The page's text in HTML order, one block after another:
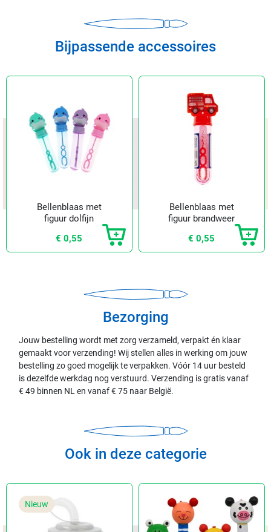
Bijpassende accessoires
Bellenblaas met
figuur dolfijn
€ 0,55
Bellenblaas met
figuur brandweer
€ 0,55
Bezorging
Jouw bestelling wordt met zorg verzameld, verpakt én klaar
gemaakt voor verzending! Wij stellen alles in werking om jouw
bestelling zo goed mogelijk te verpakken. Vóór 14 uur besteld
is dezelfde werkdag nog verstuurd. Verzending is gratis vanaf
€ 49 binnen NL en vanaf € 75 naar België.
Ook in deze categorie
Nieuw